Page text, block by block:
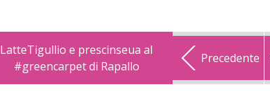
LatteTigullio e prescinseua al
#greencarpet di Rapallo
Precedente